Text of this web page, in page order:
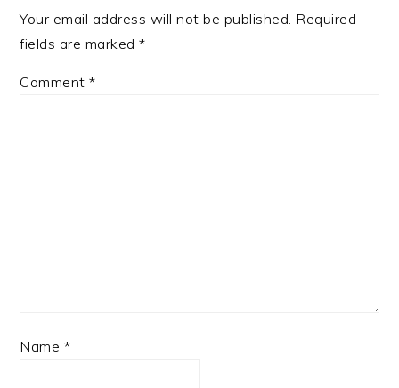
Your email address will not be published. Required
fields are marked*
Comment*
Name *